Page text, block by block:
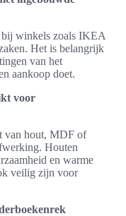
winkels zoals IKEA
Het is belangrijk
van het
aankoop doet.
voor
van hout, MDF of
Houten
en warme
veilig zijn voor